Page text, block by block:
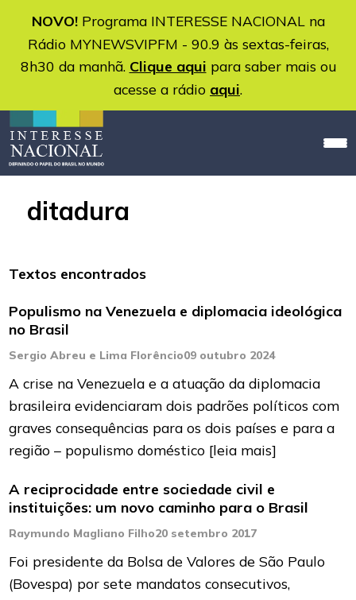
NOVO!Programa INTERESSE NACIONAL na
Rádio MYNEWSVIPFM - 90.9 às sextas-feiras,
8h30 da manhã. Clique aqui para saber mais ou
acesse a rádio aqui.
ditadura
Textos encontrados
Populismo na Venezuela e diplomacia ideológica
no Brasil
Sergio Abreu e Lima Florêncio09 outubro 2024
A crise na Venezuela e a atuação da diplomacia
brasileira evidenciaram dois padrões políticos com
graves consequências para os dois países e para a
região – populismo doméstico [leia mais]
A reciprocidade entre sociedade civil e
instituições: um novo caminho para o Brasil
Raymundo Magliano Filho20 setembro 2017
Foi presidente da Bolsa de Valores de São Paulo
(Bovespa) por sete mandatos consecutivos,